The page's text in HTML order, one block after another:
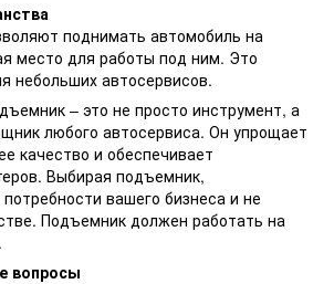
поднимать автомобиль на
место для работы под ним. Это
небольших автосервисов.
– это не просто инструмент, а
любого автосервиса. Он упрощает
качество и обеспечивает
Выбирая подъемник,
вашего бизнеса и не
Подъемник должен работать на
вопросы